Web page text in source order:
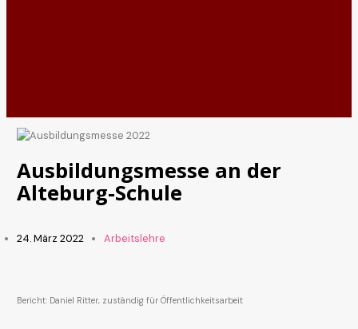
Ausbildungsmesse an der
Alteburg-Schule
24. März 2022 Arbeitslehre
Bericht: Daniel Ritter, zuständig für Öffentlichkeitsarbeit